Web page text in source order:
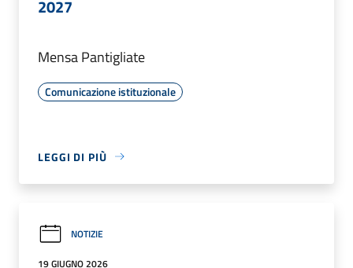
2027
Mensa Pantigliate
Comunicazione istituzionale
LEGGI DI PIÙ
NOTIZIE
19 GIUGNO 2026